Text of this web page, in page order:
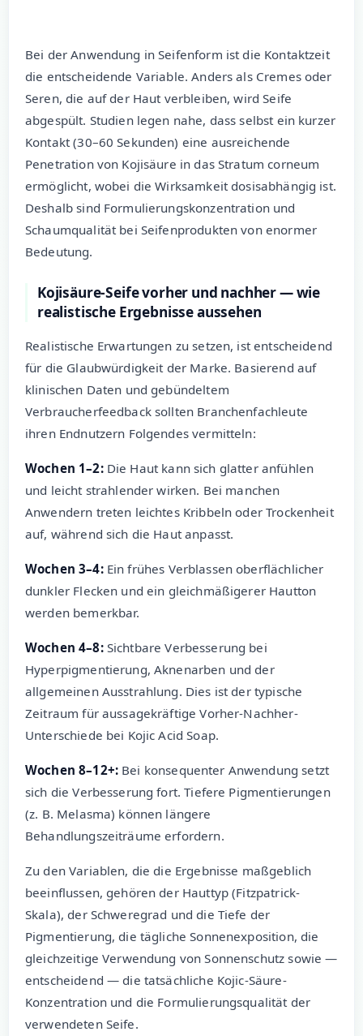
Bei der Anwendung in Seifenform ist die Kontaktzeit
die entscheidende Variable. Anders als Cremes oder
Seren, die auf der Haut verbleiben, wird Seife
abgespült. Studien legen nahe, dass selbst ein kurzer
Kontakt (30–60 Sekunden) eine ausreichende
Penetration von Kojisäure in das Stratum corneum
ermöglicht, wobei die Wirksamkeit dosisabhängig ist.
Deshalb sind Formulierungskonzentration und
Schaumqualität bei Seifenprodukten von enormer
Bedeutung.
Kojisäure-Seife vorher und nachher — wie
realistische Ergebnisse aussehen
Realistische Erwartungen zu setzen, ist entscheidend
für die Glaubwürdigkeit der Marke. Basierend auf
klinischen Daten und gebündeltem
Verbraucherfeedback sollten Branchenfachleute
ihren Endnutzern Folgendes vermitteln:
Wochen 1–2:Die Haut kann sich glatter anfühlen
und leicht strahlender wirken. Bei manchen
Anwendern treten leichtes Kribbeln oder Trockenheit
auf, während sich die Haut anpasst.
Wochen 3–4:Ein frühes Verblassen oberflächlicher
dunkler Flecken und ein gleichmäßigerer Hautton
werden bemerkbar.
Wochen 4–8:Sichtbare Verbesserung bei
Hyperpigmentierung, Aknenarben und der
allgemeinen Ausstrahlung. Dies ist der typische
Zeitraum für aussagekräftige Vorher-Nachher-
Unterschiede bei Kojic Acid Soap.
Wochen 8–12+:Bei konsequenter Anwendung setzt
sich die Verbesserung fort. Tiefere Pigmentierungen
(z. B. Melasma) können längere
Behandlungszeiträume erfordern.
Zu den Variablen, die die Ergebnisse maßgeblich
beeinflussen, gehören der Hauttyp (Fitzpatrick-
Skala), der Schweregrad und die Tiefe der
Pigmentierung, die tägliche Sonnenexposition, die
gleichzeitige Verwendung von Sonnenschutz sowie —
entscheidend — die tatsächliche Kojic-Säure-
Konzentration und die Formulierungsqualität der
verwendeten Seife.